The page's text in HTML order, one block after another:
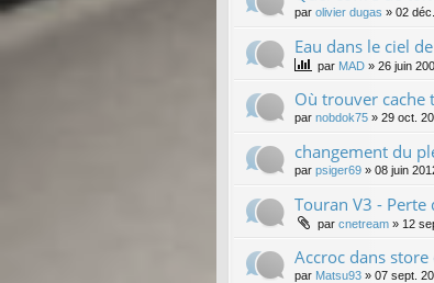
par olivier dugas » 02
Eau dans le ciel
par MAD » 26 juin
Où trouver cache
par nobdok75 » 29 oct.
changement du
par psiger69 » 08 juin
Touran V3 - Perte
par cnetream » 12
Accroc dans
par Matsu93 » 07 sept.